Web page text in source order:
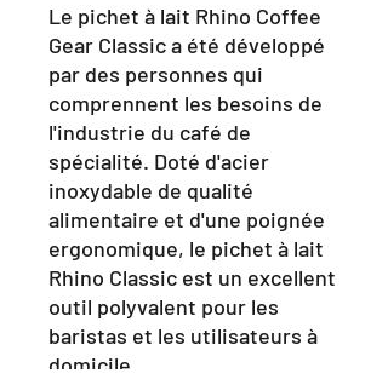
Le pichet à lait Rhino Coffee
Gear Classic a été développé
par des personnes qui
comprennent les besoins de
l'industrie du café de
spécialité. Doté d'acier
inoxydable de qualité
alimentaire et d'une poignée
ergonomique, le pichet à lait
Rhino Classic est un excellent
outil polyvalent pour les
baristas et les utilisateurs à
domicile.